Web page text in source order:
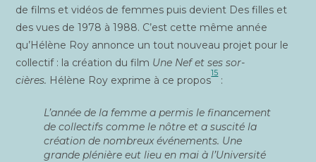
de films et vidéos de femmes puis devient Des filles et
des vues de 1978 à 1988. C’est cette même année
qu’Hélène Roy annonce un tout nou­veau pro­jet pour le
col­lec­tif : la créa­tion du film Une Nef et ses sor­
cières. Hélène Roy exprime à ce pro­pos
15
:
L’année de la femme a per­mis le finan­ce­ment
de col­lec­tifs comme le nôtre et a sus­ci­té la
créa­tion de nom­breux évé­ne­ments. Une
grande plé­nière eut lieu en mai à l’Université